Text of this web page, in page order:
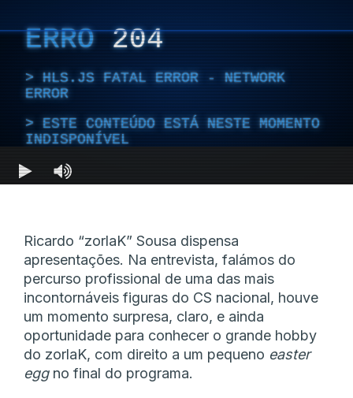
Ricardo “zorlaK” Sousa dispensa
apresentações. Na entrevista, falámos do
percurso profissional de uma das mais
incontornáveis figuras do CS nacional, houve
um momento surpresa, claro, e ainda
oportunidade para conhecer o grande hobby
do zorlaK, com direito a um pequeno easter
eggno final do programa.